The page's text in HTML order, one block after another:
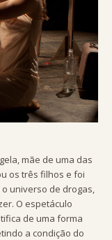
mãe de uma das
os três filhos e foi
universo de drogas,
O espetáculo
de uma forma
a condição do